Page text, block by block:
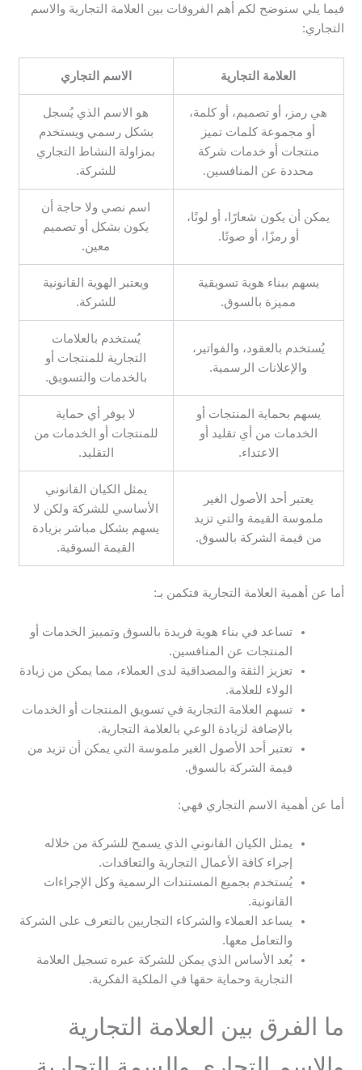
فيما يلي سنوضح لكم أهم الفروقات بين العلامة التجارية والاسم
التجاري:
العلامة التجارية الاسم التجاري
هي رمز، أو تصميم، أو كلمة،
أو مجموعة كلمات تميز
منتجات أو خدمات شركة
محددة عن المنافسين.
هو الاسم الذي يُسجل
بشكل رسمي ويستخدم
بمزاولة النشاط التجاري
للشركة.
يمكن أن يكون شعارًا، أو لونًا،
أو رمزًا، أو صوتًا.
اسم نصي ولا حاجة أن
يكون بشكل أو تصميم
معين.
يسهم ببناء هوية تسويقية
مميزة بالسوق.
ويعتبر الهوية القانونية
للشركة.
يُستخدم بالعقود، والفواتير،
والإعلانات الرسمية.
يُستخدم بالعلامات
التجارية للمنتجات أو
بالخدمات والتسويق.
يسهم بحماية المنتجات أو
الخدمات من أي تقليد أو
الاعتداء.
لا يوفر أي حماية
للمنتجات أو الخدمات من
التقليد.
يعتبر أحد الأصول الغير
ملموسة القيمة والتي تزيد
من قيمة الشركة بالسوق.
يمثل الكيان القانوني
الأساسي للشركة ولكن لا
يسهم بشكل مباشر بزيادة
القيمة السوقية.
أما عن أهمية العلامة التجارية فتكمن بـ:
تساعد في بناء هوية فريدة بالسوق وتمييز الخدمات أو
المنتجات عن المنافسين.
تعزيز الثقة والمصداقية لدى العملاء، مما يمكن من زيادة
الولاء للعلامة.
تسهم العلامة التجارية في تسويق المنتجات أو الخدمات
بالإضافة لزيادة الوعي بالعلامة التجارية.
تعتبر أحد الأصول الغير ملموسة التي يمكن أن تزيد من
قيمة الشركة بالسوق.
أما عن أهمية الاسم التجاري فهي:
يمثل الكيان القانوني الذي يسمح للشركة من خلاله
إجراء كافة الأعمال التجارية والتعاقدات.
يُستخدم بجميع المستندات الرسمية وكل الإجراءات
القانونية.
يساعد العملاء والشركاء التجاريين بالتعرف على الشركة
والتعامل معها.
يُعد الأساس الذي يمكن للشركة عبره تسجيل العلامة
التجارية وحماية حقها في الملكية الفكرية.
ما الفرق بين العلامة التجارية